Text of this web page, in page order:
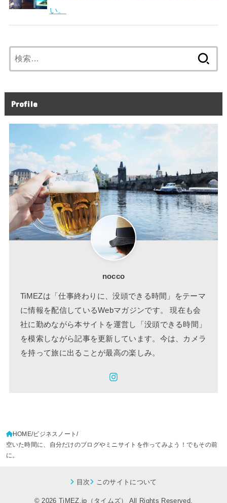
い。
索:
Profile
nocco
TiMEZは「仕事終わりに、没頭できる時間」をテーマ
に情報を配信しているWebマガジンです。 現在も会
社に勤めながら本サイトを運営し「没頭できる時間」
を模索しながら記事を更新しています。今は、カメラ
を持って旅に出ることが最高の楽しみ。
HOME ビジネスノート
空いた時間に、自分だけのブログやミニサイトを作ってみよう！でもその前
に。
目次 このサイトについて
© 2026 TiMEZ.jp（タイムズ） All Rights Reserved.